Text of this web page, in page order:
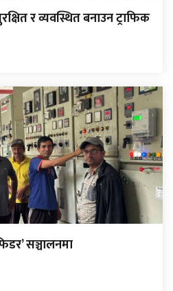
र व्यवस्थित बनाउन ट्राफिक
सञ्चालनमा